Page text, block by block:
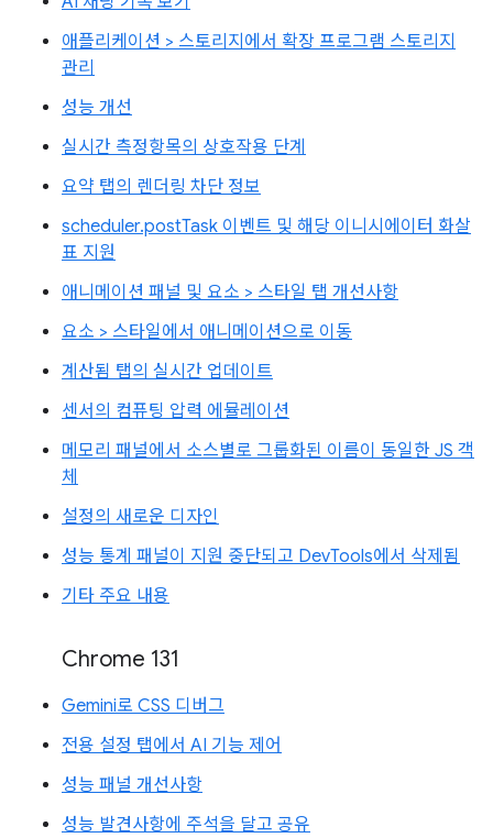
애플리케이션 > 스토리지에서 확장 프로그램 스토리지
관리
성능 개선
실시간 측정항목의 상호작용 단계
요약 탭의 렌더링 차단 정보
scheduler.postTask 이벤트 및 해당 이니시에이터 화살
표 지원
애니메이션 패널 및 요소 > 스타일 탭 개선사항
요소 > 스타일에서 애니메이션으로 이동
계산됨 탭의 실시간 업데이트
센서의 컴퓨팅 압력 에뮬레이션
메모리 패널에서 소스별로 그룹화된 이름이 동일한 JS 객
체
설정의 새로운 디자인
성능 통계 패널이 지원 중단되고 DevTools에서 삭제됨
기타 주요 내용
Chrome 131
Gemini로 CSS 디버그
전용 설정 탭에서 AI 기능 제어
성능 패널 개선사항
성능 발견사항에 주석을 달고 공유